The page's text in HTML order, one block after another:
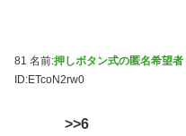
81 名前:押しボタン式の匿名希望者
ID:ETcoN2rw0
>>6